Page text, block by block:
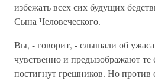
избежать всех сих будущих
Сына Человеческого.
Вы, - говорит, - слышали об
чувственно и предызображают те
постигнут грешников. Но против